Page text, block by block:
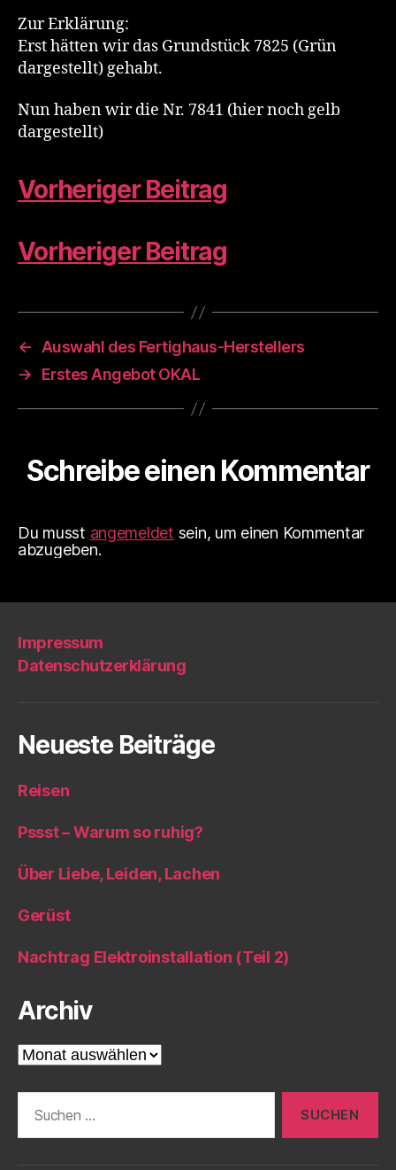
Zur Erklärung:
Erst hätten wir das Grundstück 7825 (Grün
dargestellt) gehabt.
Nun haben wir die Nr. 7841 (hier noch gelb
dargestellt)
Vorheriger Beitrag
Vorheriger Beitrag
← Auswahl des Fertighaus-Herstellers
→
Erstes Angebot OKAL
Schreibe einen Kommentar
Du musst angemeldet sein, um einen Kommentar
abzugeben.
Impressum
Datenschutzerklärung
Neueste Beiträge
Reisen
Pssst – Warum so ruhig?
Über Liebe, Leiden, Lachen
Gerüst
Nachtrag Elektroinstallation (Teil 2)
Archiv
Archiv
nach: